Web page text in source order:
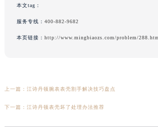
本文tag：
服务专线： 400-882-9682
本页链接： http://www.mingbiaozs.com/problem/
上一篇： 江诗丹顿腕表表壳割手解决技巧盘点
下一篇： 江诗丹顿表壳坏了处理办法推荐